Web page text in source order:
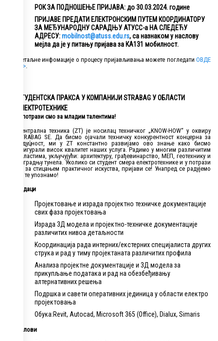
РОК ЗА ПОДНОШЕЊЕ ПРИЈАВА: до 30.03.2024. године
ПРИЈАВЕ ПРЕДАТИ ЕЛЕКТРОНСКИМ ПУТЕМ КООРДИНАТОРУ
ЗА МЕЂУНАРОДНУ САРАДЊУ АТУСС-а НА СЛЕДЕЋУ
АДРЕСУ:mobilnost@atuss.edu.rs, са назнаком у наслову
мејла да је у питању пријава за КА131 мобилност.
Детаљне инфомације о процесу пријављивања можете погледати ОВДЕ
>>>.
СТУДЕНТСКА ПРАКСА У КОМПАНИЈИ STRABAG У ОБЛАСТИ
ЕЛЕКТРОТЕХНИКЕ
У потрази смо за младим талентима!
Централна техника (ZT) је носилац техничког „KNOW-HOW“ у оквиру
STRABAG SE. Да бисмо ојачали техничку конкурентност концерна за
будуц́ност, ми у ZT константно развијамо ово знање како бисмо
осигурали висок квалитет наших услуга. Радимо у многим различитим
областима, укључујући: архитектуру, грађевинарство, МЕП, геотехнику и
изградњу тунела. Уколико си студент смера електротехнике и у потрази
си за стицањем практичног искуства, пријави се! Унапред се радујемо
да те упознамо!
Задаци
Пројектовање и израда пројектно техничке документације
свих фаза пројектовања
Израда 3Д модела и пројектно-техничке документације
различитих нивоа детаљности
Kоординација рада интерних/екстерних специјалиста других
струка и рад у тиму пројектаната различитих профила
Анализа пројектне документације и 3Д модела за
прикупљање података и рад на обезбеђивању
алтернативних решења
Подршка и савети оперативних јединица у области електро
пројектовања
Обука:Revit, Autocad, Microsoft 365 (Office), Dialux, Simaris
Услови